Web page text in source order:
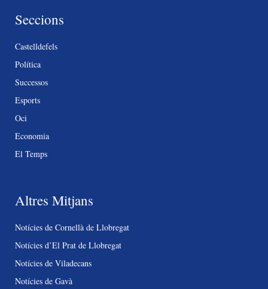
Seccions
Castelldefels
Política
Successos
Esports
Oci
Economia
El Temps
Altres Mitjans
Notícies de Cornellà de Llobregat
Notícies d’El Prat de Llobregat
Notícies de Viladecans
Notícies de Gavà